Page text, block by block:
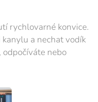
rychlovarné konvice.
a nechat vodík
nebo